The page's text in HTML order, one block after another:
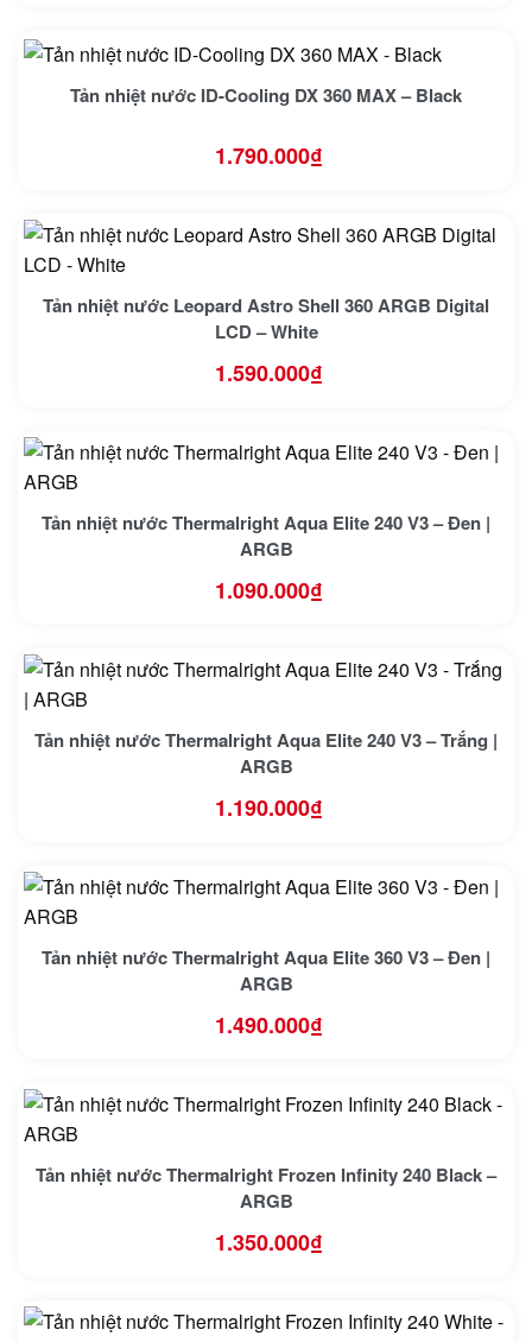
Tản nhiệt nước ID-Cooling DX 360 MAX – Black
1.790.000₫
Tản nhiệt nước Leopard Astro Shell 360 ARGB Digital
LCD – White
1.590.000₫
Tản nhiệt nước Thermalright Aqua Elite 240 V3 – Đen |
ARGB
1.090.000₫
Tản nhiệt nước Thermalright Aqua Elite 240 V3 – Trắng |
ARGB
1.190.000₫
Tản nhiệt nước Thermalright Aqua Elite 360 V3 – Đen |
ARGB
1.490.000₫
Tản nhiệt nước Thermalright Frozen Infinity 240 Black –
ARGB
1.350.000₫